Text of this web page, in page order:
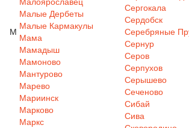
М
Малые Дербеты
Малые Кармакулы
Мама
Мамадыш
Мамоново
Мантурово
Марево
Мариинск
Марково
Маркс
Сергокала
Сердобск
Серебряные
Сернур
Серов
Серпухов
Серышево
Сеченово
Сибай
Сива